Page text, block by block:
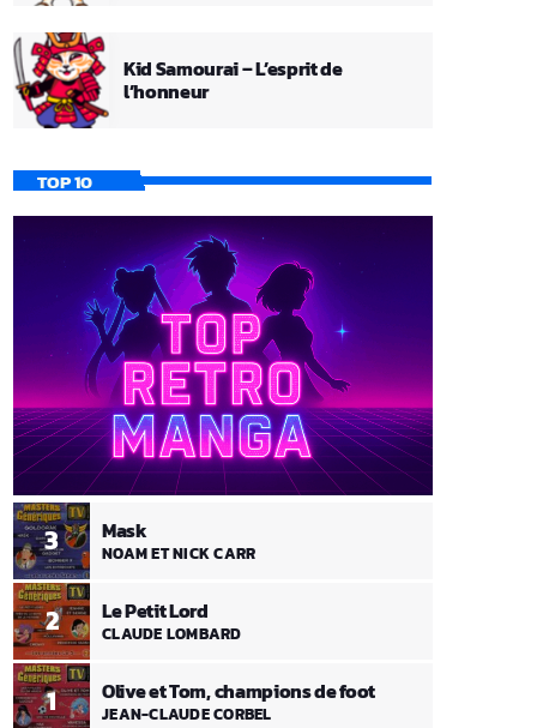
Kid Samourai – L’esprit de
l’honneur
TOP 10
1 Olive et Tom, champions de foot
JEAN-CLAUDE CORBEL
2 Le Petit Lord
CLAUDE LOMBARD
3 Mask
NOAM ET NICK CARR